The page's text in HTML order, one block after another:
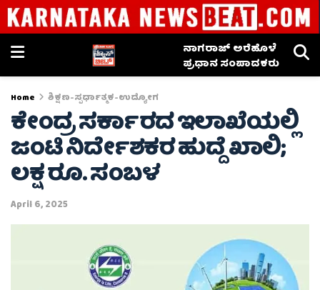
ನಾಗರಾಜ್ ಅರೆಹೊಳೆ
ಪ್ರಧಾನ ಸಂಪಾದಕರು
Home ಶಿಕ್ಷಣ-ಸ್ಪರ್ಧಾತ್ಮಕ-ಉದ್ಯೋಗ
ಕೇಂದ್ರ ಸರ್ಕಾರದ ಇಲಾಖೆಯಲ್ಲಿ
ಜಂಟಿ ನಿರ್ದೇಶಕರ ಹುದ್ದೆ ಖಾಲಿ;
ಲಕ್ಷ ರೂ. ಸಂಬಳ
April 6, 2025